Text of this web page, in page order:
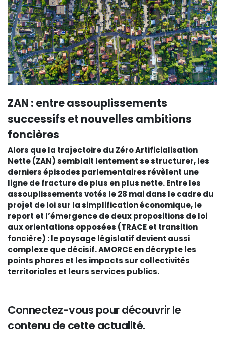
ZAN : entre assouplissements
successifs et nouvelles ambitions
foncières
Alors que la trajectoire du Zéro Artificialisation
Nette (ZAN) semblait lentement se structurer, les
derniers épisodes parlementaires révèlent une
ligne de fracture de plus en plus nette. Entre les
assouplissements votés le 28 mai dans le cadre du
projet de loi sur la simplification économique, le
report et l’émergence de deux propositions de loi
aux orientations opposées (TRACE et transition
foncière) : le paysage législatif devient aussi
complexe que décisif. AMORCE en décrypte les
points phares et les impacts sur collectivités
territoriales et leurs services publics.
Connectez-vous pour découvrir le
contenu de cette actualité.